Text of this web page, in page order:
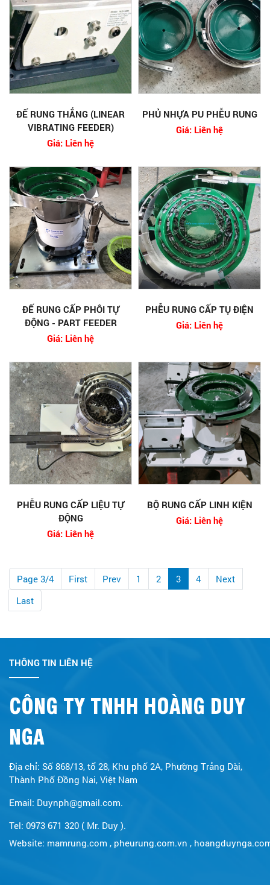
ĐẾ RUNG THẲNG (LINEAR
VIBRATING FEEDER)
Giá: Liên hệ
PHỦ NHỰA PU PHỄU RUNG
Giá: Liên hệ
ĐẾ RUNG CẤP PHÔI TỰ
ĐỘNG - PART FEEDER
Giá: Liên hệ
PHỄU RUNG CẤP TỤ ĐIỆN
Giá: Liên hệ
PHỄU RUNG CẤP LIỆU TỰ
ĐỘNG
Giá: Liên hệ
BỘ RUNG CẤP LINH KIỆN
Giá: Liên hệ
Page 3/4 First Prev 1 2 3 4
Next
Last
THÔNG TIN LIÊN HỆ
CÔNG TY TNHH HOÀNG DUY
NGA
Địa chỉ: Số 868/13, tổ 28, Khu phố 2A, Phường Trảng Dài,
Thành Phố Đồng Nai, Việt Nam
Email: Duynph@gmail.com.
Tel: 0973 671 320 ( Mr. Duy ).
Website: mamrung.com , pheurung.com.vn ,